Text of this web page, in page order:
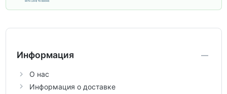
аттестации, а также расширить кругозор
Информация
О нас
Информация о доставке